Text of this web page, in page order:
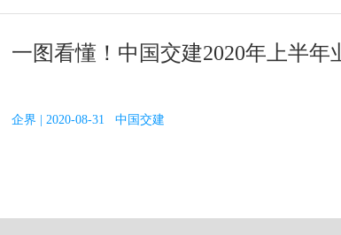
一图看懂！中国交建2020年上半年
企界 | 2020-08-31 中国交建